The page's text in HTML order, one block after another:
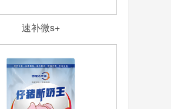
速补微s+